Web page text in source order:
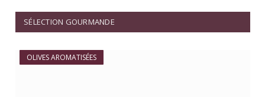
SÉLECTION GOURMANDE
OLIVES AROMATISÉES